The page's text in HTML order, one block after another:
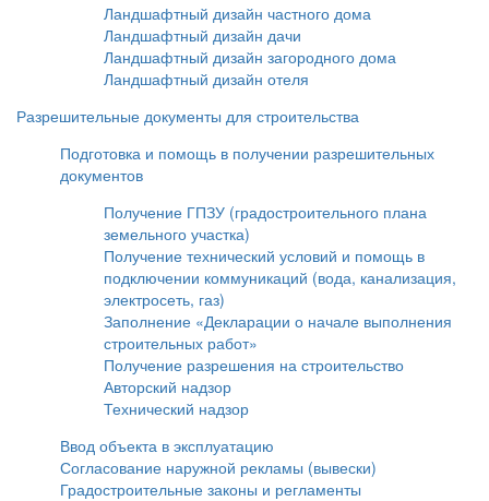
Ландшафтный дизайн частного дома
Ландшафтный дизайн дачи
Ландшафтный дизайн загородного дома
Ландшафтный дизайн отеля
Разрешительные документы для строительства
Подготовка и помощь в получении разрешительных
документов
Получение ГПЗУ (градостроительного плана
земельного участка)
Получение технический условий и помощь в
подключении коммуникаций (вода, канализация,
электросеть, газ)
Заполнение «Декларации о начале выполнения
строительных работ»
Получение разрешения на строительство
Авторский надзор
Технический надзор
Ввод объекта в эксплуатацию
Согласование наружной рекламы (вывески)
Градостроительные законы и регламенты